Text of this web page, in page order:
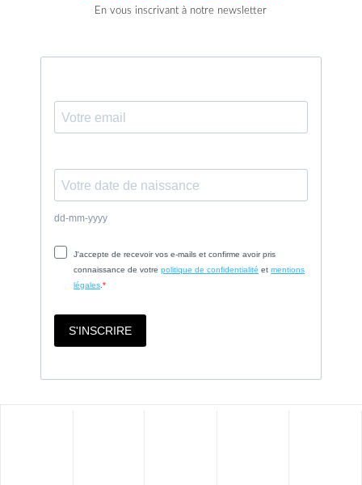
En vous inscrivant à notre newsletter